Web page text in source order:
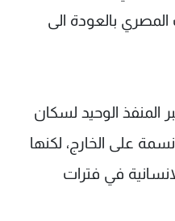
بالعودة الى
المنفذ الوحيد لسكان
على الخارج، لكنها
في فترات